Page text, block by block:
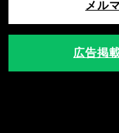
メル
広告掲